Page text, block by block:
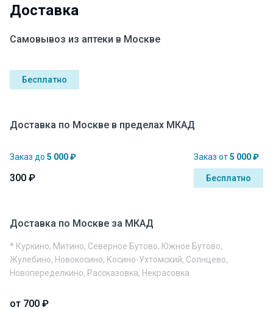
Доставка
Самовывоз из аптеки в Москве
Бесплатно
Доставка по Москве в пределах МКАД
Заказ до 5 000 ₽
300 ₽
Заказ от5 000 ₽
Бесплатно
Доставка по Москве за МКАД
* Куркино, Митино, Северное Бутово, Южное Бутово,
Жулебино, Новокосино, Косино-Ухтомский, Солнцево,
Новопеределкино, Рассказовка, Некрасовка
от 700 ₽